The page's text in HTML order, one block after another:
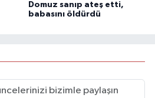
Domuz sanıp ateş etti,
babasını öldürdü